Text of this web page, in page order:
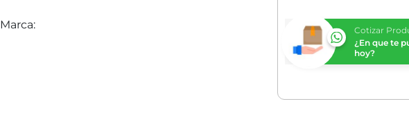
Marca: Cotizar
¿En que te
hoy?